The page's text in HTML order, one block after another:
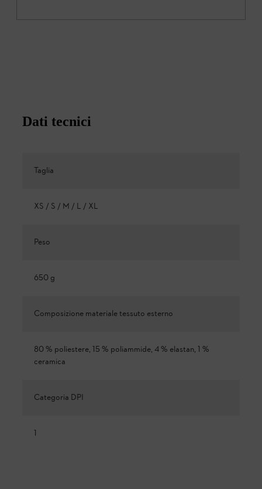
Dati tecnici
Taglia
XS / S / M / L / XL
Peso
650 g
Composizione materiale tessuto esterno
80 % poliestere, 15 % poliammide, 4 % elastan, 1 %
ceramica
Categoria DPI
1